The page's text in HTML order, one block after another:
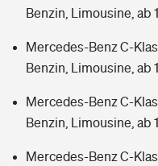
Benzin, Limousine, ab
Mercedes-Benz C-
Benzin, Limousine, ab
Mercedes-Benz C-
Benzin, Limousine, ab
Mercedes-Benz C-